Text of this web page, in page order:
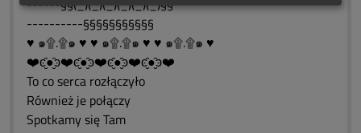
------§§(_)(_)(_)(_)(_)(_)§§
----------§§§§§§§§§§§
♥ ๑۩.۩๑ ♥ ♥ ๑۩.۩๑ ♥ ♥ ๑۩.۩๑ ♥
❤️ͼ̮̑●̮̑ͽ❤️ͼ̮̑●̮̑ͽ❤️ͼ̮̑●̮̑ͽ❤️ͼ̮̑●̮̑ͽ❤️
To co serca rozłączyło
Również je połączy
Spotkamy się Tam